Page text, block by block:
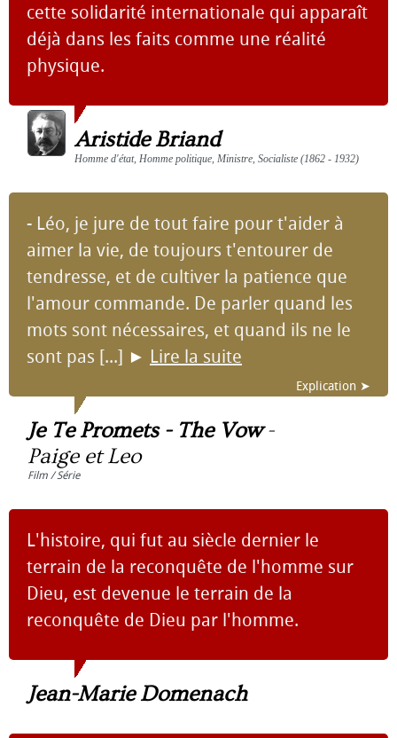
cette solidarité internationale qui apparaît
déjà dans les faits comme une réalité
physique.
Aristide Briand
Homme d'état, Homme politique, Ministre, Socialiste (1862 - 1932)
- Léo, je jure de tout faire pour t'aider à
aimer la vie, de toujours t'entourer de
tendresse, et de cultiver la patience que
l'amour commande. De parler quand les
mots sont nécessaires, et quand ils ne le
sont pas [...] ► Lire la suite
Explication ➤
Je Te Promets - The Vow-
Paige et Leo
Film / Série
L'histoire, qui fut au siècle dernier le
terrain de la reconquête de l'homme sur
Dieu, est devenue le terrain de la
reconquête de Dieu par l'homme.
Jean-Marie Domenach